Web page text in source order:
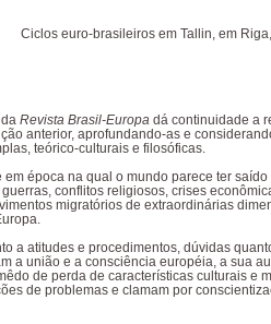
Ciclos euro-brasileiros em Tallin, em
Revista Brasil-Europa dá continuidade a
anterior, aprofundando-as e
teórico-culturais e filosóficas.
em época na qual o mundo parece ter
conflitos religiosos, crises
migratórios de extraordinárias
a atitudes e procedimentos, dúvidas
a união e a consciência européia, a sua
de perda de características culturais e
de problemas e clamam por